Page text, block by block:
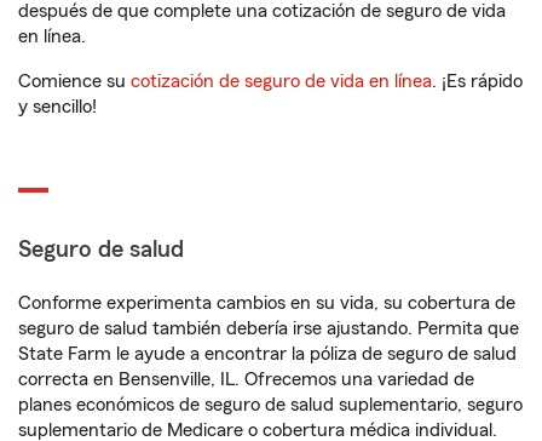
después de que complete una cotización de seguro de vida
en línea.
Comience su cotización de seguro de vida en línea. ¡Es rápido
y sencillo!
Seguro de salud
Conforme experimenta cambios en su vida, su cobertura de
seguro de salud también debería irse ajustando. Permita que
State Farm le ayude a encontrar la póliza de seguro de salud
correcta en Bensenville, IL. Ofrecemos una variedad de
planes económicos de seguro de salud suplementario, seguro
suplementario de Medicare o cobertura médica individual.